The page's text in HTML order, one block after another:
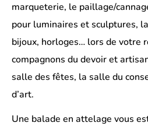
marqueterie, le paillage/
pour luminaires et sculptures,
bijoux, horloges… lors de votre
compagnons du devoir et
salle des fêtes, la salle du
d’art.
Une balade en attelage vous